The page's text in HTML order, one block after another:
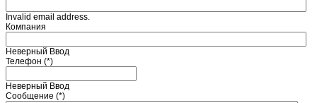
Invalid email address.
Компания
Неверный Ввод
Телефон (*)
Неверный Ввод
Сообщение (*)